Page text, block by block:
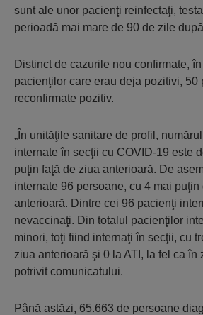
sunt ale unor pacienţi reinfectaţi,
perioadă mai mare de 90 de zile
Distinct de cazurile nou confirmate,
pacienţilor care erau deja pozitivi, 50
reconfirmate pozitiv.
„În unităţile sanitare de profil,
internate în secţii cu COVID-19 este
puţin faţă de ziua anterioară. De
internate 96 persoane, cu 4 mai puţin
anterioară. Dintre cei 96 pacienţi
nevaccinaţi. Din totalul pacienţilor
minori, toţi fiind internaţi în secţii, cu
ziua anterioară şi 0 la ATI, la fel ca în
potrivit comunicatului.
Până astăzi, 65.663 de persoane